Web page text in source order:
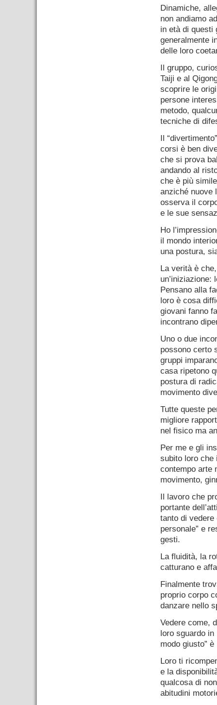
Dinamiche,
non andiamo
in età di questi
generalmente
delle loro
Il gruppo,
Taiji e al
scoprire le
persone
metodo,
tecniche di
Il
corsi è ben
che si prova
andando al
che è più
anziché nuove
osserva il
e le sue
Ho
il mondo
una postura,
La verità è
un’iniziazione:
Pensano alla
loro è cosa
giovani fanno
incontrano
Uno o due
possono certo
gruppi
casa ripetono
postura di
movimento
Tutte queste
migliore
nel fisico ma
Per me e gli
subito loro che
contempo arte
movimento,
Il lavoro che
portante
tanto di vedere
personale” e
gesti.
La fluidità, la
catturano e
Finalmente
proprio corpo
danzare nello
Vedere come,
loro sguardo in
modo giusto”
Loro ti
e la
qualcosa di
abitudini